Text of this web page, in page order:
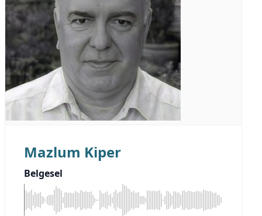
Mazlum Kiper
Belgesel